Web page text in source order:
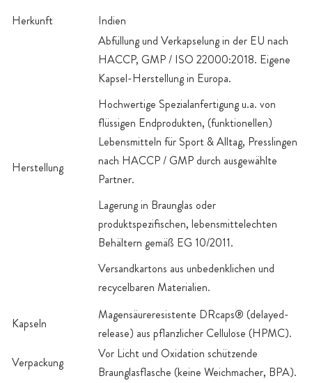
Herkunft Indien
Herstellung
Abfüllung und Verkapselung in der EU nach
HACCP, GMP / ISO 22000:2018. Eigene
Kapsel-Herstellung in Europa.
Hochwertige Spezialanfertigung u.a. von
flüssigen Endprodukten, (funktionellen)
Lebensmitteln für Sport & Alltag, Presslingen
nach HACCP / GMP durch ausgewählte
Partner.
Lagerung in Braunglas oder
produktspezifischen, lebensmittelechten
Behältern gemäß EG 10/2011.
Versandkartons aus unbedenklichen und
recycelbaren Materialien.
Kapseln
Magensäureresistente DRcaps® (delayed-
release) aus pflanzlicher Cellulose (HPMC).
Verpackung
Vor Licht und Oxidation schützende
Braunglasflasche (keine Weichmacher, BPA).